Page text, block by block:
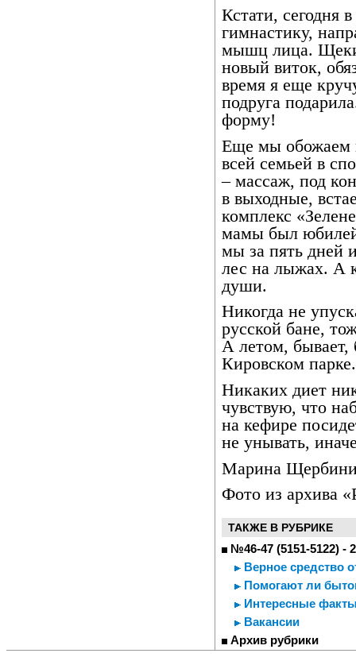
Кстати, сегодня
гимнастику,
мышц лица.
новый виток,
время я еще
подруга
форму!
Еще мы обожаем
всей семьей в
– массаж, под
в выходные,
комплекс
мамы был
мы за пять дней
лес на лыжах. А
души.
Никогда не
русской бане,
А летом, бывает,
Кировском парке.
Никаких диет
чувствую, что
на кефире
не унывать,
Марина
Фото из архива
ТАКЖЕ В РУБРИКЕ
№46-47 (5151-5122) -
Верное средство
Помогают ли
Интересные
Вакансии
Архив рубрики